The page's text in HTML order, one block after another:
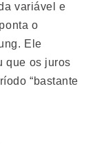
variável e
o
Ele
que os juros
“bastante